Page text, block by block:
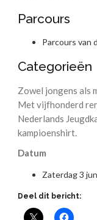
Parcours
Parcours van
Categorieën
Zowel jongens als
Met vijfhonderd
Nederlands
kampioenshirt.
Datum
Zaterdag 3
Deel dit bericht: